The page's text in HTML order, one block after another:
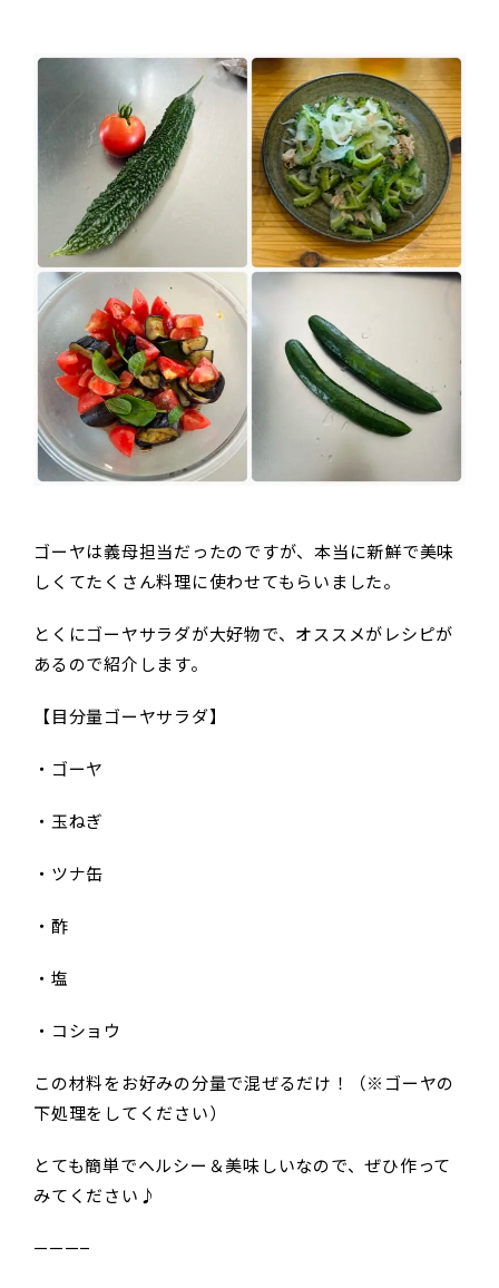
ゴーヤは義母担当だったのですが、本当に新鮮で美味
しくてたくさん料理に使わせてもらいました。
とくにゴーヤサラダが大好物で、オススメがレシピが
あるので紹介します。
【目分量ゴーヤサラダ】
・ゴーヤ
・玉ねぎ
・ツナ缶
・酢
・塩
・コショウ
この材料をお好みの分量で混ぜるだけ！（※ゴーヤの
下処理をしてください）
とても簡単でヘルシー＆美味しいなので、ぜひ作って
みてください♪
———–